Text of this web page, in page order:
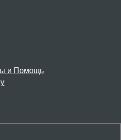
и Помощь